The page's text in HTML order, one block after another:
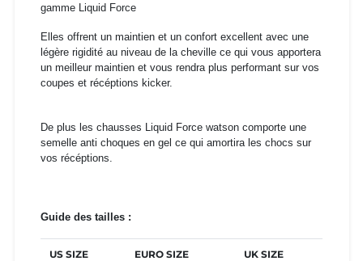
gamme Liquid Force
Elles offrent un maintien et un confort excellent avec une
légère rigidité au niveau de la cheville ce qui vous apportera
un meilleur maintien et vous rendra plus performant sur vos
coupes et récéptions kicker.
De plus les chausses Liquid Force watson comporte une
semelle anti choques en gel ce qui amortira les chocs sur
vos récéptions.
Guide des tailles :
US SIZE EURO SIZE UK SIZE